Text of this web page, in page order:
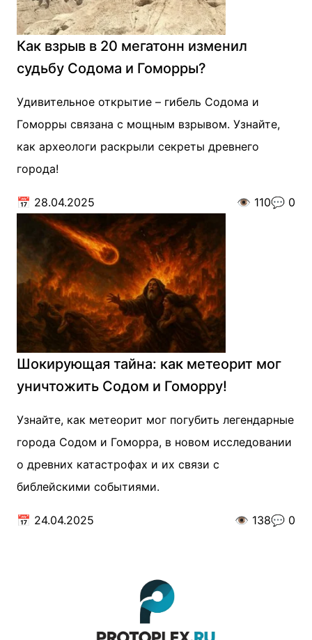
Как взрыв в 20 мегатонн изменил
судьбу Содома и Гоморры?
Удивительное открытие – гибель Содома и
Гоморры связана с мощным взрывом. Узнайте,
как археологи раскрыли секреты древнего
города!
📅 28.04.2025 👁️ 110💬 0
Шокирующая тайна: как метеорит мог
уничтожить Содом и Гоморру!
Узнайте, как метеорит мог погубить легендарные
города Содом и Гоморра, в новом исследовании
о древних катастрофах и их связи с
библейскими событиями.
📅 24.04.2025 👁️ 138💬 0